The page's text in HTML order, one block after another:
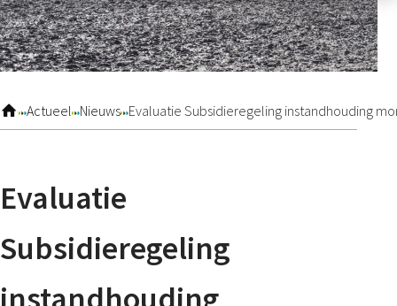
Actueel Nieuws Evaluatie Subsidieregeling instandhouding
Evaluatie
Subsidieregeling
Home